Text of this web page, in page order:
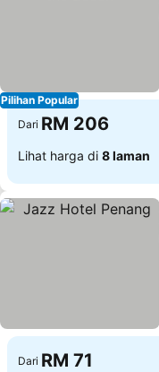
Pilihan Popular
Dari RM 206
Lihat harga di 8 laman
Dari RM 71